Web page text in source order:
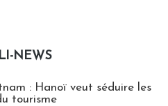
NEWS
: Hanoï veut séduire les
tourisme